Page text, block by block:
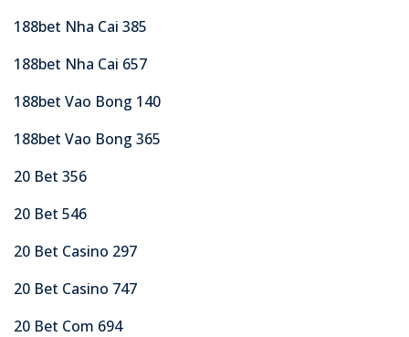
188bet Nha Cai 385
188bet Nha Cai 657
188bet Vao Bong 140
188bet Vao Bong 365
20 Bet 356
20 Bet 546
20 Bet Casino 297
20 Bet Casino 747
20 Bet Com 694